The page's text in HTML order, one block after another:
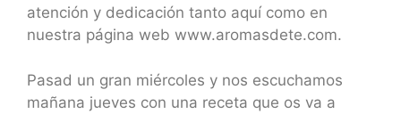
atención y dedicación tanto aquí como en
nuestra página web www.aromasdete.com.
Pasad un gran miércoles y nos escuchamos
mañana jueves con una receta que os va a